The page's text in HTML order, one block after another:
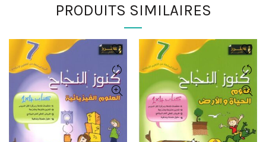
PRODUITS SIMILAIRES